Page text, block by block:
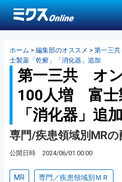
ホーム > 編集部のオススメ > 第一三
士製薬「乾癬」「消化器」追加
第一三共 オ
100人増 富士
「消化器」追加
専門/疾患領域別MRの
公開日時 2024/06/01 00:00
MR 専門／疾患領域別ＭＲ